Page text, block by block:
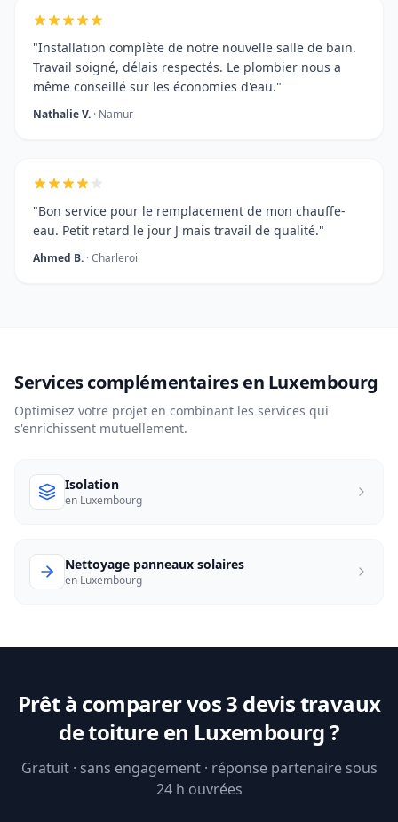
"Installation complète de notre nouvelle salle de bain.
Travail soigné, délais respectés. Le plombier nous a
même conseillé sur les économies d'eau."
Nathalie V. · Namur
"Bon service pour le remplacement de mon chauffe-
eau. Petit retard le jour J mais travail de qualité."
Ahmed B. · Charleroi
Services complémentaires en Luxembourg
Optimisez votre projet en combinant les services qui
s'enrichissent mutuellement.
Isolation
en Luxembourg
Nettoyage panneaux solaires
en Luxembourg
Prêt à comparer vos 3 devis travaux
de toiture en Luxembourg ?
Gratuit · sans engagement · réponse partenaire sous
24 h ouvrées